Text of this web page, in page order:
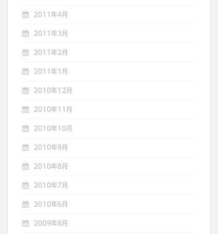
2011年4月
2011年3月
2011年2月
2011年1月
2010年12月
2010年11月
2010年10月
2010年9月
2010年8月
2010年7月
2010年6月
2009年8月